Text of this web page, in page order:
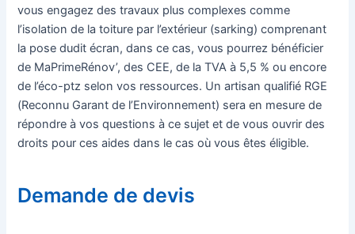
vous engagez des travaux plus complexes comme
l’isolation de la toiture par l’extérieur (sarking) comprenant
la pose dudit écran, dans ce cas, vous pourrez bénéficier
de MaPrimeRénov’, des CEE, de la TVA à 5,5 % ou encore
de l’éco-ptz selon vos ressources. Un artisan qualifié RGE
(Reconnu Garant de l’Environnement) sera en mesure de
répondre à vos questions à ce sujet et de vous ouvrir des
droits pour ces aides dans le cas où vous êtes éligible.
Demande de devis